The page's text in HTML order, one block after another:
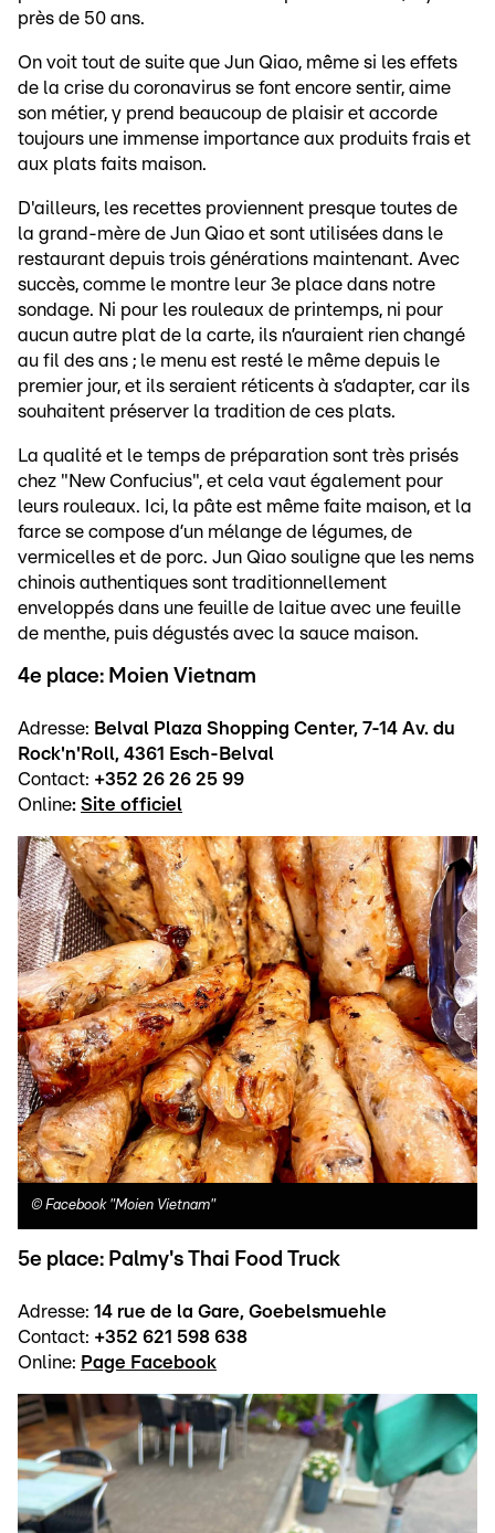
près de 50 ans.
On voit tout de suite que Jun Qiao, même si les effets
de la crise du coronavirus se font encore sentir, aime
son métier, y prend beaucoup de plaisir et accorde
toujours une immense importance aux produits frais et
aux plats faits maison.
D'ailleurs, les recettes proviennent presque toutes de
la grand-mère de Jun Qiao et sont utilisées dans le
restaurant depuis trois générations maintenant. Avec
succès, comme le montre leur 3e place dans notre
sondage. Ni pour les rouleaux de printemps, ni pour
aucun autre plat de la carte, ils n’auraient rien changé
au fil des ans ; le menu est resté le même depuis le
premier jour, et ils seraient réticents à s’adapter, car ils
souhaitent préserver la tradition de ces plats.
La qualité et le temps de préparation sont très prisés
chez "New Confucius", et cela vaut également pour
leurs rouleaux. Ici, la pâte est même faite maison, et la
farce se compose d’un mélange de légumes, de
vermicelles et de porc. Jun Qiao souligne que les nems
chinois authentiques sont traditionnellement
enveloppés dans une feuille de laitue avec une feuille
de menthe, puis dégustés avec la sauce maison.
4e place: Moien Vietnam
Adresse: Belval Plaza Shopping Center, 7-14 Av. du
Rock'n'Roll, 4361 Esch-Belval
Contact: +352 26 26 25 99
Online: Site officiel
© Facebook "Moien Vietnam"
5e place: Palmy's Thai Food Truck
Adresse: 14 rue de la Gare, Goebelsmuehle
Contact: +352 621 598 638
Online: Page Facebook